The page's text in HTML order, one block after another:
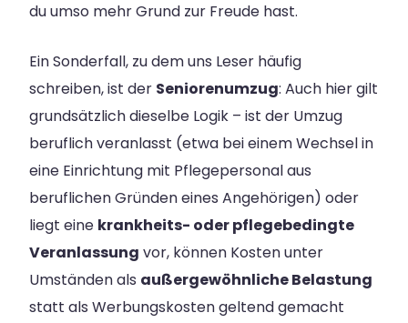
du umso mehr Grund zur Freude hast.
Ein Sonderfall, zu dem uns Leser häufig
schreiben, ist der Seniorenumzug: Auch hier gilt
grundsätzlich dieselbe Logik – ist der Umzug
beruflich veranlasst (etwa bei einem Wechsel in
eine Einrichtung mit Pflegepersonal aus
beruflichen Gründen eines Angehörigen) oder
liegt eine krankheits- oder pflegebedingte
Veranlassung vor, können Kosten unter
Umständen als außergewöhnliche Belastung
statt als Werbungskosten geltend gemacht